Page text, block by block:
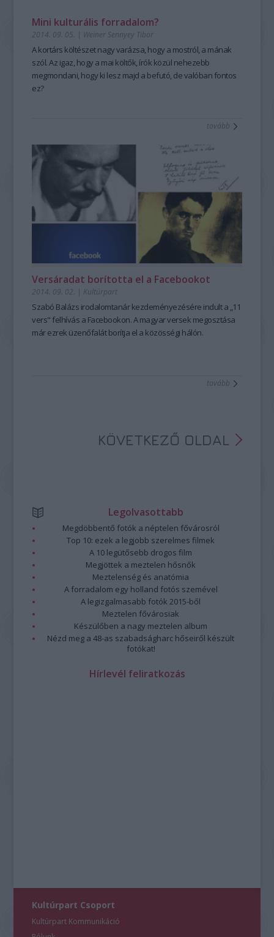
Mini kulturális forradalom?
2014. 09. 05. | Weiner Sennyey Tibor
A kortárs költészet nagy varázsa, hogy a mostról, a mának
szól. Az igaz, hogy a mai költők, írók közül nehezebb
megmondani, hogy ki lesz majd a befutó, de valóban fontos
ez?
tovább
Versáradat borította el a Facebookot
2014. 09. 02. | Kultúrpart
Szabó Balázs irodalomtanárkezdeményezésére indult a „11
vers" felhívás a Facebookon. A magyar versek megosztása
márezrek üzenőfalát borítja el a közösségi hálón.
tovább
KÖVETKEZŐ OLDAL
Legolvasottabb
Megdöbbentő fotók a néptelen fővárosról
Top 10: ezek a legjobb szerelmes filmek
A 10 legütősebb drogos film
Megjöttek a meztelen hősnők
Meztelenség és anatómia
A forradalom egy holland fotós szemével
A legizgalmasabb fotók 2015-ből
Meztelen fővárosiak
Készülőben a nagy meztelen album
Nézd meg a 48-as szabadságharc hőseiről készült
fotókat!
Hírlevél feliratkozás
Kultúrpart Csoport
Kultúrpart Kommunikáció